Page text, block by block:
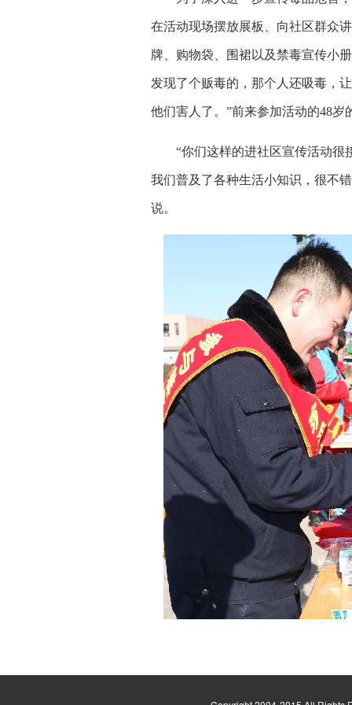
在活动现场摆放展板、向社区群众
牌、购物袋、围裙以及禁毒宣传小
发现了个贩毒的，那个人还吸毒，
他们害人了。”前来参加活动的48岁
“你们这样的进社区宣传活动很
我们普及了各种生活小知识，很不
说。